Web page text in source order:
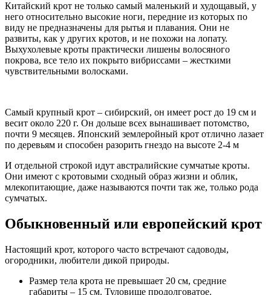
Китайский крот не только самый маленький и худощавый, у
него относительно высокие ноги, передние из которых по
виду не предназначены для рытья и плавания. Они не
развиты, как у других кротов, и не похожи на лопату.
Выхухолевые кроты практически лишены волосяного
покрова, все тело их покрыто вибриссами – жесткими
чувствительными волосками.
Самый крупный крот – сибирский, он имеет рост до 19 см и
весит около 220 г. Он дольше всех вынашивает потомство,
почти 9 месяцев. Японский землеройный крот отлично лазает
по деревьям и способен разорить гнездо на высоте 2-4 м
И отдельной строкой идут австралийские сумчатые кроты.
Они имеют с кротовыми сходный образ жизни и облик,
млекопитающие, даже называются почти так же, только рода
сумчатых.
Обыкновенный или европейский крот
Настоящий крот, которого часто встречают садоводы,
огородники, любители дикой природы.
Размер тела крота не превышает 20 см, средние
габариты – 15 см. Туловище продолговатое.